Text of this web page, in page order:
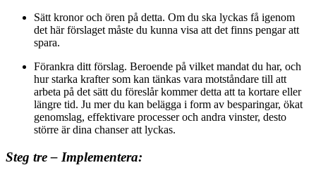
Sätt kronor och ören på detta. Om du ska lyckas få igenom
det här förslaget måste du kunna visa att det finns pengar att
spara.
Förankra ditt förslag. Beroende på vilket mandat du har, och
hur starka krafter som kan tänkas vara motståndare till att
arbeta på det sätt du föreslår kommer detta att ta kortare eller
längre tid. Ju mer du kan belägga i form av besparingar, ökat
genomslag, effektivare processer och andra vinster, desto
större är dina chanser att lyckas.
Steg tre – Implementera: